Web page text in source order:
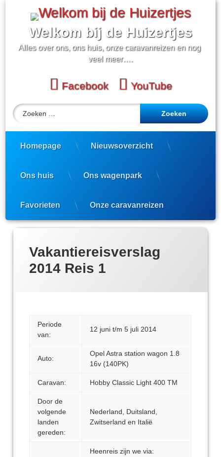
Welkom bij de Huizertjes
Alles over ons, ons huis, onze caravanreizen en nog
veel meer….
Facebook YouTube
Zoeken naar:
Homepage Nieuwsoverzicht
Ons huis Ons wagenpark
Favorieten Onze caravanreizen
Vakantiereisverslag
2014 Reis 1
Periode
van:
12 juni t/m 5 juli 2014
Auto:
Opel Astra station wagon 1.8
16v (140PK)
Caravan: Hobby Classic Light 400 TM
Door de
volgende
landen
gereden:
Nederland, Duitsland,
Zwitserland en Italië
Heenreis zijn we via: